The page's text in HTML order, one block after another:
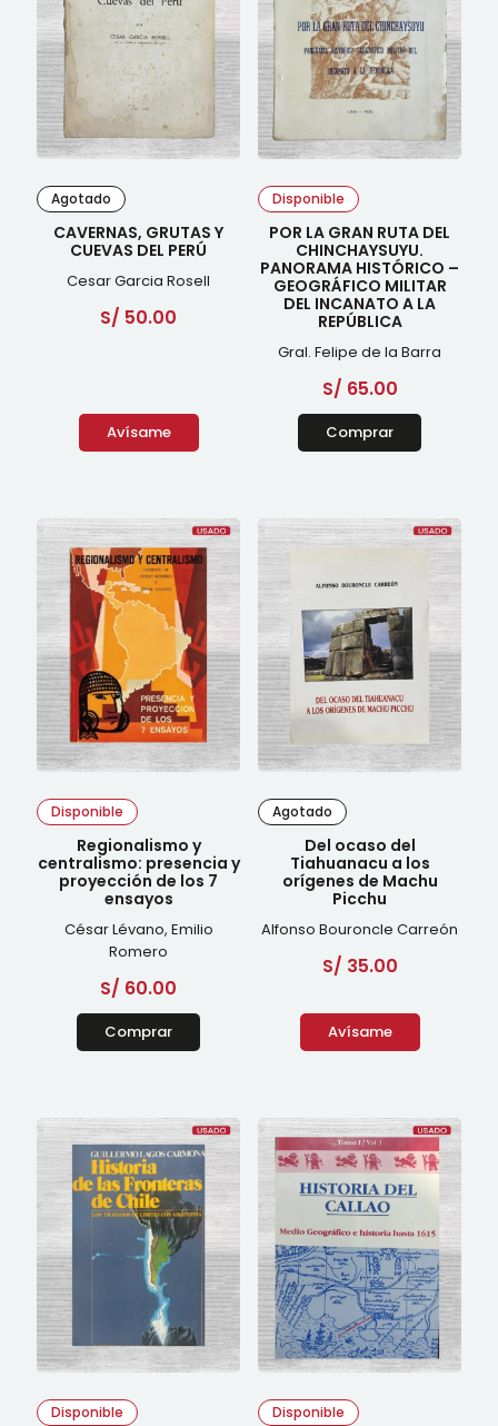
Agotado
CAVERNAS, GRUTAS Y
CUEVAS DEL PERÚ
Cesar Garcia Rosell
S/ 50.00
Avísame
Disponible
POR LA GRAN RUTA DEL
CHINCHAYSUYU.
PANORAMA HISTÓRICO –
GEOGRÁFICO MILITAR
DEL INCANATO A LA
REPÚBLICA
Gral. Felipe de la Barra
S/ 65.00
Comprar
Disponible
Regionalismo y
centralismo: presencia y
proyección de los 7
ensayos
César Lévano, Emilio
Romero
S/ 60.00
Comprar
Agotado
Del ocaso del
Tiahuanacu a los
orígenes de Machu
Picchu
Alfonso Bouroncle Carreón
S/ 35.00
Avísame
Disponible Disponible